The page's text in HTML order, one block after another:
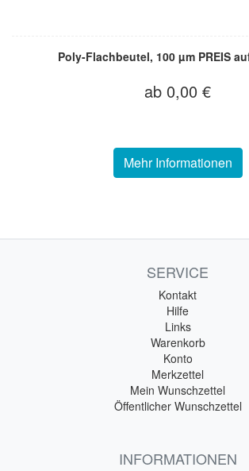
Poly-Flachbeutel, 100 µm PREIS
ab 0,00 €
Mehr Informationen
SERVICE
Kontakt
Hilfe
Links
Warenkorb
Konto
Merkzettel
Mein Wunschzettel
Öffentlicher Wunschzettel
INFORMATIONEN